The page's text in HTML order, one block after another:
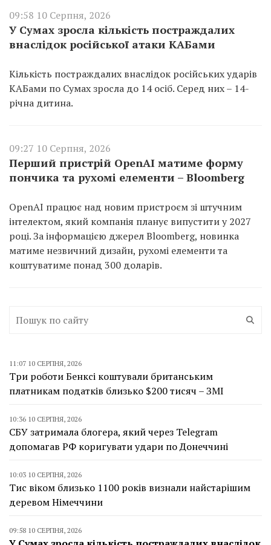
09:58 10 Серпня, 2026
У Сумах зросла кількість постраждалих
внаслідок російської атаки КАБами
Кількість постраждалих внаслідок російських ударів
КАБами по Сумах зросла до 14 осіб. Серед них – 14-
річна дитина.
09:27 10 Серпня, 2026
Перший пристрій OpenAI матиме форму
пончика та рухомі елементи – Bloomberg
OpenAI працює над новим пристроєм зі штучним
інтелектом, який компанія планує випустити у 2027
році. За інформацією джерел Bloomberg, новинка
матиме незвичний дизайн, рухомі елементи та
коштуватиме понад 300 доларів.
11:07 10 СЕРПНЯ, 2026
Три роботи Бенксі коштували британським
платникам податків близько $200 тисяч – ЗМІ
10:36 10 СЕРПНЯ, 2026
СБУ затримала блогера, який через Telegram
допомагав РФ коригувати удари по Донеччині
10:03 10 СЕРПНЯ, 2026
Тис віком близько 1100 років визнали найстарішим
деревом Німеччини
09:58 10 СЕРПНЯ, 2026